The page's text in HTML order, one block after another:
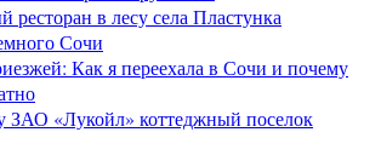
ресторан в лесу села Пластунка
Сочи
Как я переехала в Сочи и почему
ЗАО «Лукойл» коттеджный поселок